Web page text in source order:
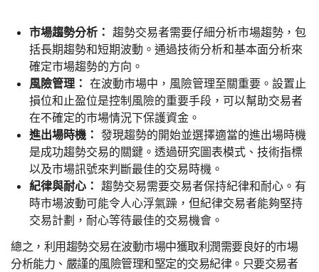
市場趨勢分析： 趨勢交易者需要仔細分析市場趨勢，包
括長期趨勢和短期波動。通過技術分析和基本面分析來
確定市場趨勢的方向。
風險管理： 在波動市場中，風險管理至關重要。設置止
損位和止盈位是控制風險的重要手段，可以幫助交易者
在不確定的市場情況下保護資金。
進出場時機： 發現趨勢的開始並選擇適當的進出場時機
是成功趨勢交易的關鍵。透過研究圖表模式、技術指標
以及市場訊號來判斷最佳的交易時機。
紀律與耐心： 趨勢交易需要交易者保持紀律和耐心。有
時市場波動可能令人心浮氣躁，但紀律交易者能夠堅持
交易計劃，耐心等待最佳的交易機會。
總之，利用趨勢交易在波動市場中獲取利潤需要良好的市場
分析能力、嚴謹的風險管理和堅定的交易紀律。只要交易者